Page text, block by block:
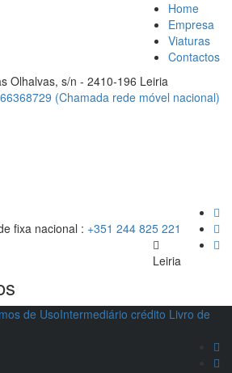
Home
Empresa
Viaturas
Contactos
Olhalvas, s/n - 2410-196 Leiria
(Chamada rede móvel nacional)
fixa nacional : +351 244 825 221
Leiria
de UsoIntermediário crédito Livro de